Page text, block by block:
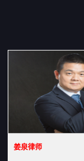
姜泉律师